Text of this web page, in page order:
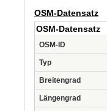
OSM-Datensatz
OSM-Datensatz
OSM-ID
Typ
Breitengrad
Längengrad